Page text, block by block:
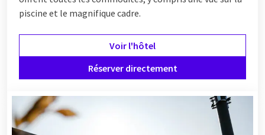
piscine et le magnifique cadre.
Voir l'hôtel
Réserver directement